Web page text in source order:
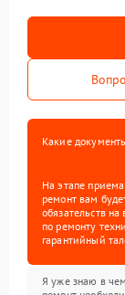
Какие
На этапе
ремонт вам
обязательств
по ремонту
гарантийный
Я уже знаю в